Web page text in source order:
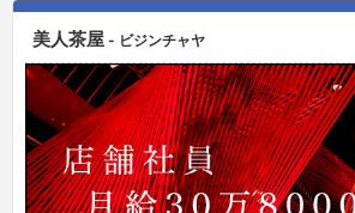
美人茶屋 - ビジンチャヤ